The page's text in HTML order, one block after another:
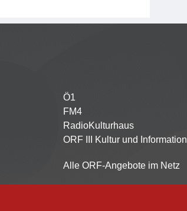
Partnersender
Ö1
FM4
RadioKulturhaus
ORF III Kultur und Information
Alle ORF-Angebote im Netz